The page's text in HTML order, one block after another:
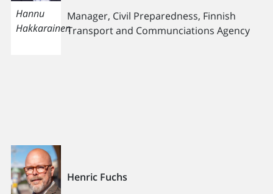
Hannu
Hakkarainen
Manager, Civil Preparedness, Finnish
Transport and Communciations Agency
Henric Fuchs